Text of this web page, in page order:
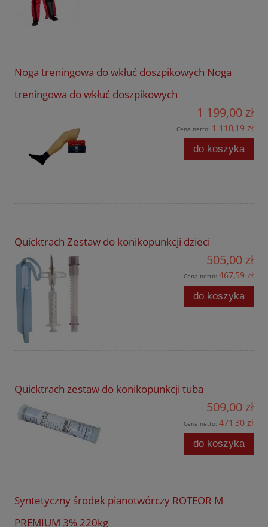
Noga treningowa do wkłuć doszpikowych Noga
treningowa do wkłuć doszpikowych
1 199,00 zł
Cena netto: 1 110,19 zł
do koszyka
Quicktrach Zestaw do konikopunkcji dzieci
505,00 zł
Cena netto: 467,59 zł
do koszyka
Quicktrach zestaw do konikopunkcji tuba
509,00 zł
Cena netto: 471,30 zł
do koszyka
Syntetyczny środek pianotwórczy ROTEOR M
PREMIUM 3% 220kg